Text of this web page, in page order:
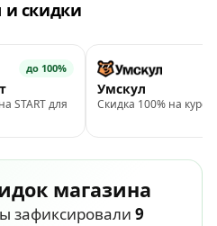
скидки
до 100%
START для
Умскул
Скидка 100% на курс
магазина
зафиксировали 9